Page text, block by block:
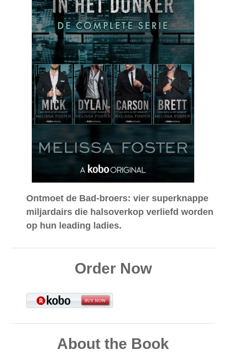
Ontmoet de Bad-broers: vier superknappe
miljardairs die halsoverkop verliefd worden
op hun leading ladies.
Order Now
About the Book